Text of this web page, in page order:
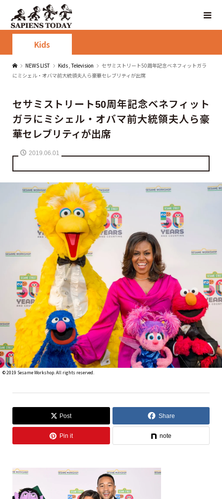
Kids
NEWS LIST Kids,Television
セサミストリート50周年記念ベネフィットガラ
にミシェル・オバマ前大統領夫人ら豪華セレブリティが出席
セサミストリート50周年記念ベネフィット
ガラにミシェル・オバマ前大統領夫人ら豪
華セレブリティが出席
2019.06.01
©︎ 2019 Sesame Workshop. All rights reserved.
Post Share
Pin it note